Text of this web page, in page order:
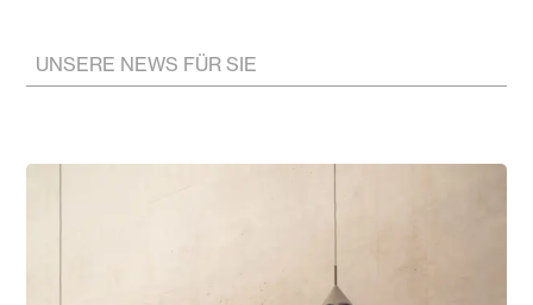
UNSERE NEWS FÜR SIE